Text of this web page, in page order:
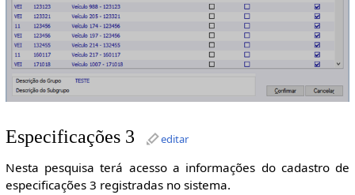
Especificações 3 editar
Nesta pesquisa terá acesso a informações do cadastro de
especificações 3 registradas no sistema.